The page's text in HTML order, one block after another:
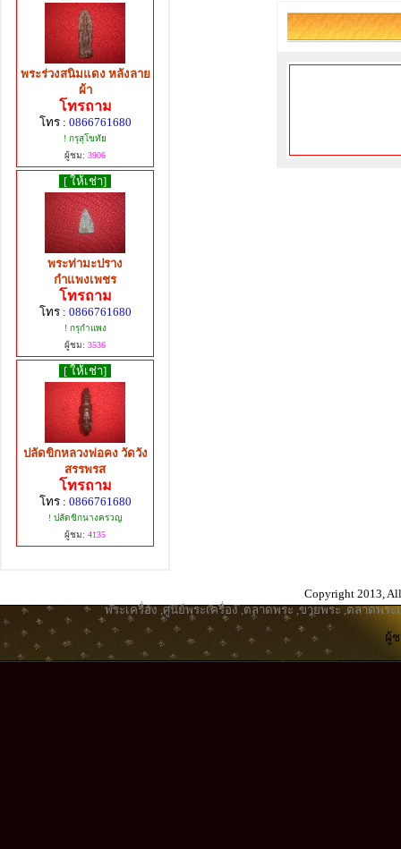
พระร่วงสนิมแดง หลังลาย
ผ้า
โทรถาม
โทร : 0866761680
! กรุสุโขทัย
ผู้ชม: 3906
[ ให้เช่า]
พระท่ามะปราง
กำแพงเพชร
โทรถาม
โทร : 0866761680
! กรุกำแพง
ผู้ชม: 3536
[ ให้เช่า]
ปลัดขิกหลวงพ่อคง วัดวัง
สรรพรส
โทรถาม
โทร : 0866761680
! ปลัดขิกนางครวญ
ผู้ชม: 4135
Copyright 2013,
พระเครื่อง ,ศูนย์พระเครื่อง,ตลาดพระ ,ขายพระ ,ตลาดพระ
ผู้